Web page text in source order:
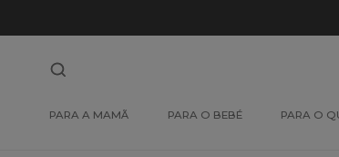
PARA A MAMÃ PARA O BEBÉ PARA O